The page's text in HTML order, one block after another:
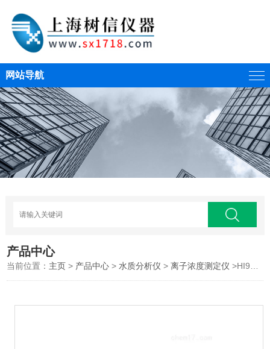
网站导航
产品中心
当前位置： 主页 > 产品中心 >水质分析仪 >离子浓度测定仪 >HI97706 磷P/磷酸盐离子浓度测定仪光度计